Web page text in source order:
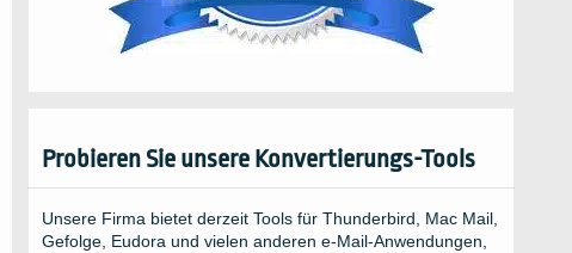
Probieren Sie unsere Konvertierungs-Tools
Unsere Firma bietet derzeit Tools für Thunderbird, Mac Mail,
Gefolge, Eudora und vielen anderen e-Mail-Anwendungen,